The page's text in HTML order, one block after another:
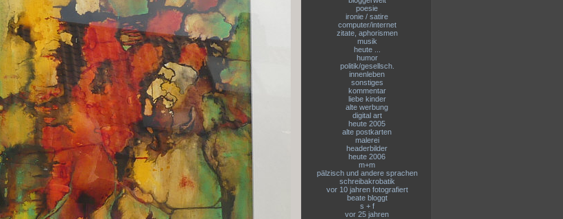
poesie
ironie / satire
computer/internet
zitate, aphorismen
musik
heute ...
humor
politik/gesellsch.
innenleben
sonstiges
kommentar
liebe kinder
alte werbung
digital art
heute 2005
alte postkarten
malerei
headerbilder
heute 2006
m+m
pälzisch und andere sprachen
schreibakrobatik
vor 10 jahren fotografiert
beate bloggt
s + f
vor 25 jahren